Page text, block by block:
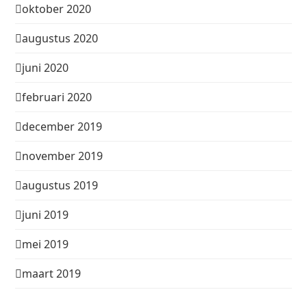
oktober 2020
augustus 2020
juni 2020
februari 2020
december 2019
november 2019
augustus 2019
juni 2019
mei 2019
maart 2019